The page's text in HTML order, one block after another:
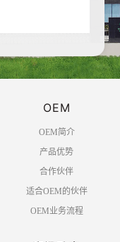
OEM
OEM简介
产品优势
合作伙伴
适合OEM的伙伴
OEM业务流程